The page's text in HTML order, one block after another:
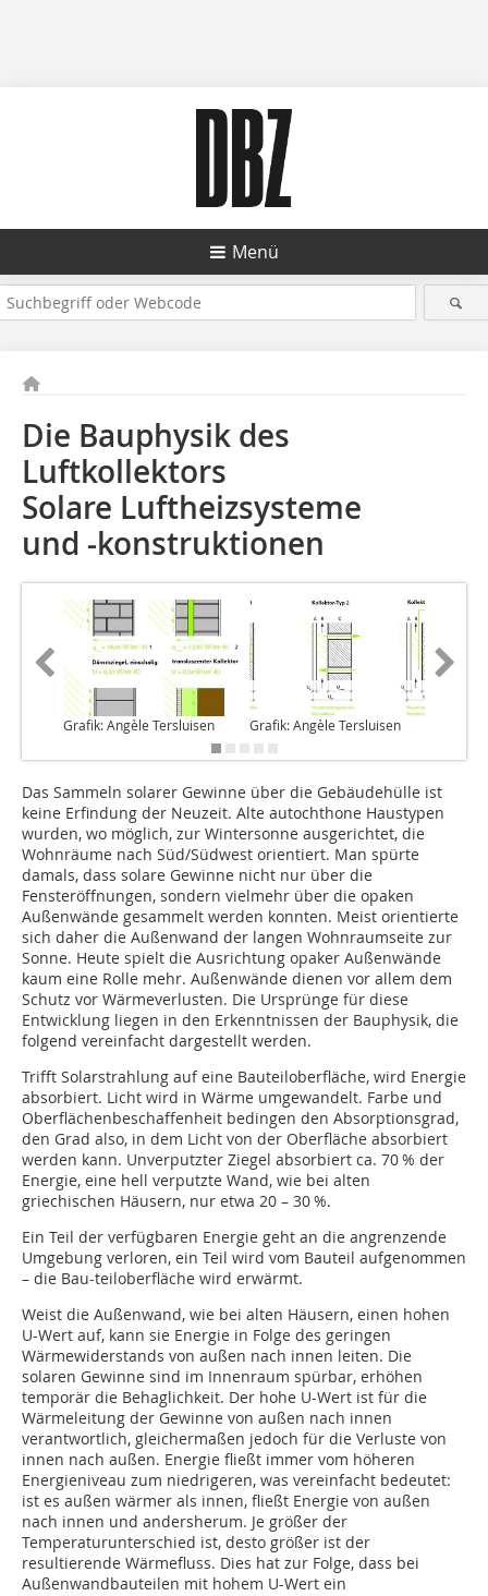
Menü
Die Bauphysik des
Luftkollektors
Solare Luftheizsysteme
und -konstruktionen
Grafik: Angèle Tersluisen Grafik: Angèle Tersluisen
Das Sammeln solarer Gewinne über die Gebäudehülle ist
keine Erfindung der Neuzeit. Alte autochthone Haustypen
wurden, wo möglich, zur Wintersonne ausgerichtet, die
Wohnräume nach Süd/Südwest orientiert. Man spürte
damals, dass solare Gewinne nicht nur über die
Fensteröffnungen, sondern vielmehr über die opaken
Außenwände gesammelt werden konnten. Meist orientierte
sich daher die Außenwand der langen Wohnraumseite zur
Sonne. Heute spielt die Ausrichtung opaker Außenwände
kaum eine Rolle mehr. Außenwände dienen vor allem dem
Schutz vor Wärmeverlusten. Die Ursprünge für diese
Entwicklung liegen in den Erkenntnissen der Bauphysik, die
folgend vereinfacht dargestellt werden.
Trifft Solarstrahlung auf eine Bauteiloberfläche, wird Energie
absorbiert. Licht wird in Wärme umgewandelt. Farbe und
Oberflächenbeschaffenheit bedingen den Absorptionsgrad,
den Grad also, in dem Licht von der Oberfläche absorbiert
werden kann. Unverputzter Ziegel absorbiert ca. 70 % der
Energie, eine hell verputzte Wand, wie bei alten
griechischen Häusern, nur etwa 20 – 30 %.
Ein Teil der verfügbaren Energie geht an die angrenzende
Umgebung verloren, ein Teil wird vom Bauteil aufgenommen
– die Bau-teiloberfläche wird erwärmt.
Weist die Außenwand, wie bei alten Häusern, einen hohen
U-Wert auf, kann sie Energie in Folge des geringen
Wärmewiderstands von außen nach innen leiten. Die
solaren Gewinne sind im Innenraum spürbar, erhöhen
temporär die Behaglichkeit. Der hohe U-Wert ist für die
Wärmeleitung der Gewinne von außen nach innen
verantwortlich, gleichermaßen jedoch für die Verluste von
innen nach außen. Energie fließt immer vom höheren
Energieniveau zum niedrigeren, was vereinfacht bedeutet:
ist es außen wärmer als innen, fließt Energie von außen
nach innen und andersherum. Je größer der
Temperaturunterschied ist, desto größer ist der
resultierende Wärmefluss. Dies hat zur Folge, dass bei
Außenwandbauteilen mit hohem U-Wert ein